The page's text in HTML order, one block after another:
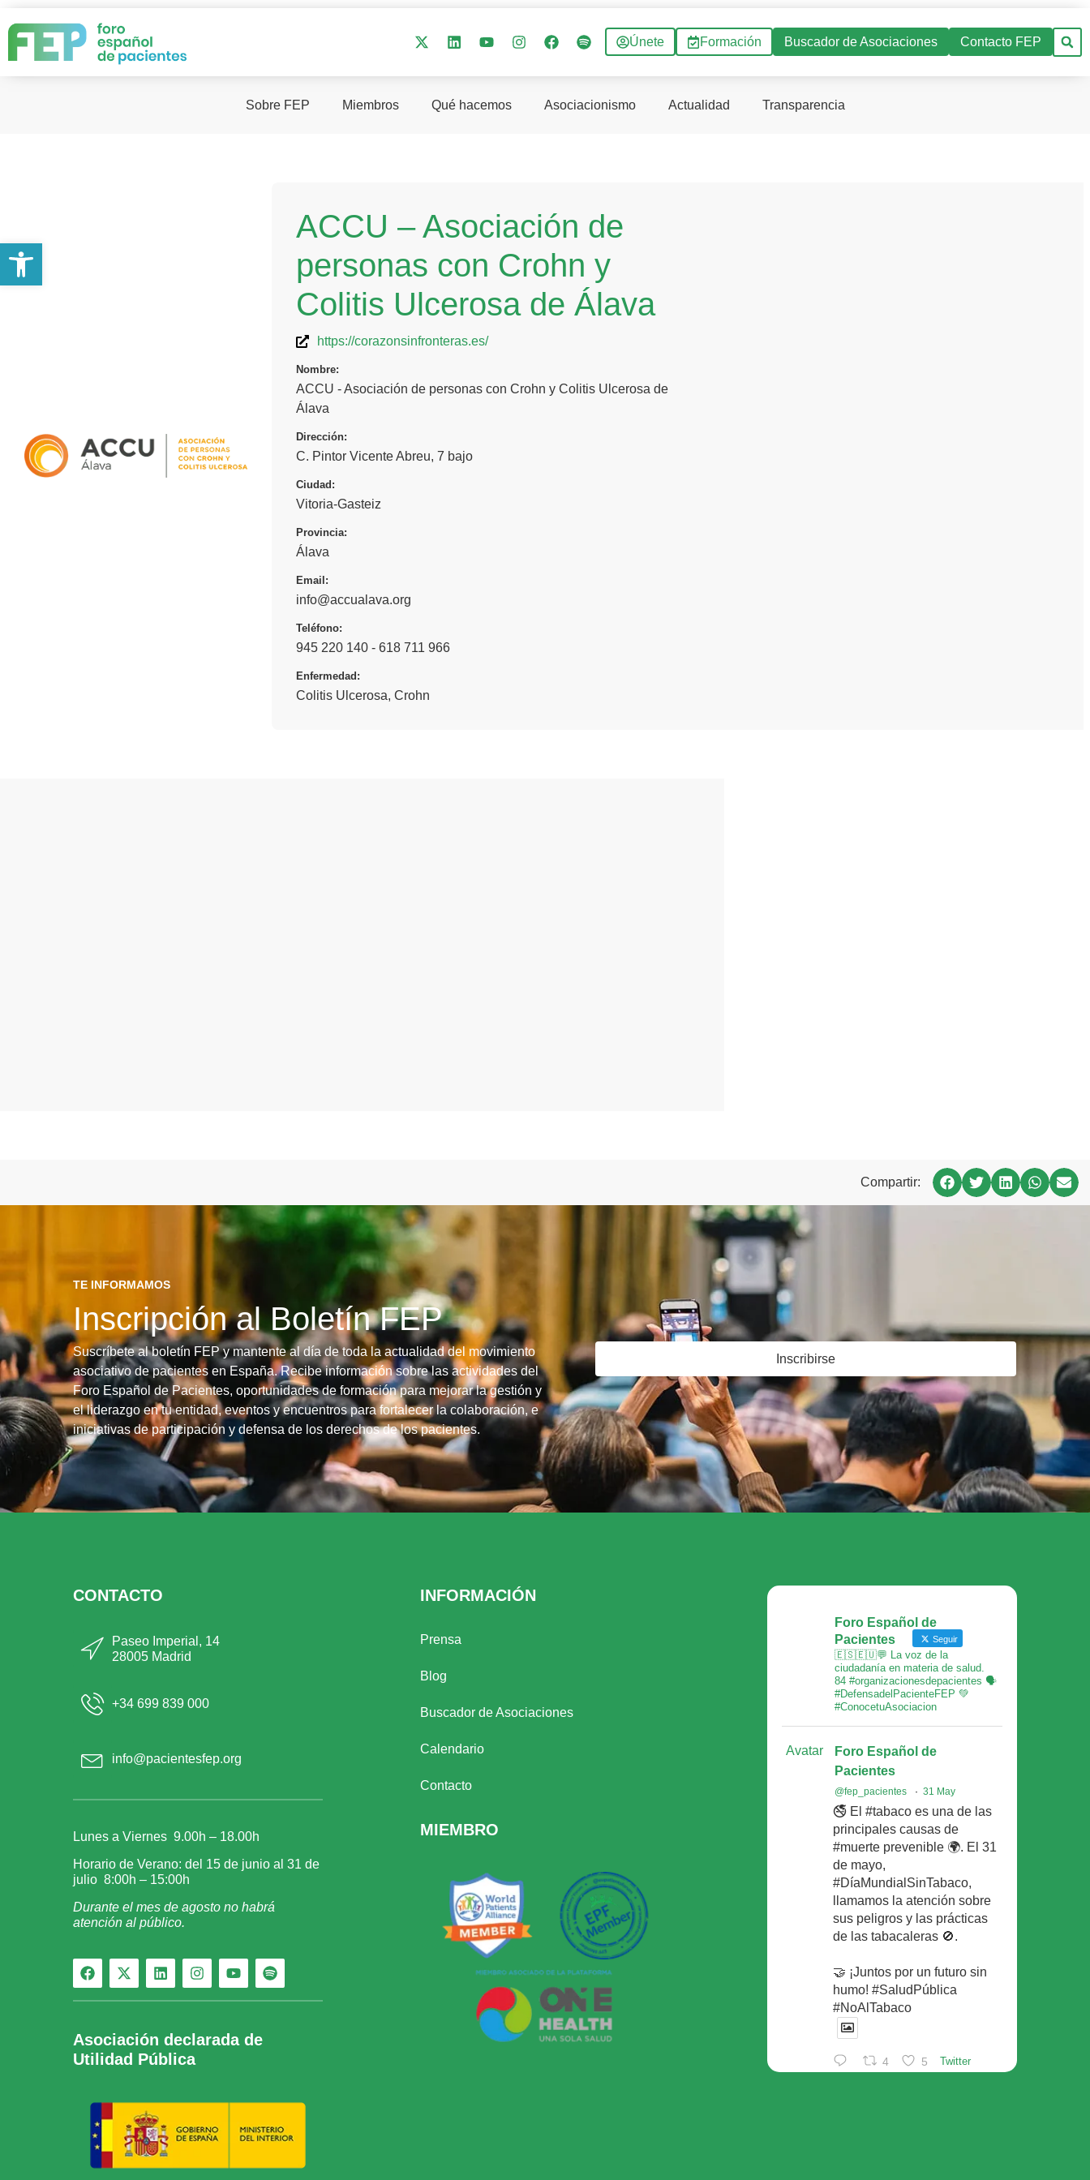
Únete Formación Buscador de Asociaciones Contacto FEP
Sobre FEP Miembros Qué hacemos Asociacionismo Actualidad Transparencia
ACCU – Asociación de
personas con Crohn y
Colitis Ulcerosa de Álava
https://corazonsinfronteras.es/
Nombre:
ACCU - Asociación de personas con Crohn y Colitis Ulcerosa de
Álava
Dirección:
C. Pintor Vicente Abreu, 7 bajo
Ciudad:
Vitoria-Gasteiz
Provincia:
Álava
Email:
info@accualava.org
Teléfono:
945 220 140 - 618 711 966
Enfermedad:
Colitis Ulcerosa, Crohn
Compartir:
TE INFORMAMOS
Inscripción al Boletín FEP
Suscríbete al boletín FEP y mantente al día de toda la actualidad del movimiento
asociativo de pacientes en España. Recibe información sobre las actividades del
Foro Español de Pacientes, oportunidades de formación para mejorar la gestión y
el liderazgo en tu entidad, eventos y encuentros para fortalecer la colaboración, e
iniciativas de participación y defensa de los derechos de los pacientes.
Inscribirse
CONTACTO
Paseo Imperial, 14
28005 Madrid
+34 699 839 000
info@pacientesfep.org
Lunes a Viernes 9.00h – 18.00h
Horario de Verano: del 15 de junio al 31 de
julio 8:00h – 15:00h
Durante el mes de agosto no habrá
atención al público.
Asociación declarada de
Utilidad Pública
INFORMACIÓN
Prensa
Blog
Buscador de Asociaciones
Calendario
Contacto
MIEMBRO
Foro Español de
Pacientes
Seguir
🇪🇸🇪🇺💬 La voz de la
ciudadanía en materia de salud.
84 #organizacionesdepacientes 🗣
#DefensadelPacienteFEP 💚
#ConocetuAsociacion
Avatar
Foro Español de
Pacientes
@fep_pacientes · 31 May
🚭 El #tabaco es una de las
principales causas de
#muerte prevenible 🌍. El 31
de mayo,
#DíaMundialSinTabaco,
llamamos la atención sobre
sus peligros y las prácticas
de las tabacaleras 🚫.
🤝 ¡Juntos por un futuro sin
humo! #SaludPública
#NoAlTabaco
4 5 Twitter
Abrir barra de herramientas